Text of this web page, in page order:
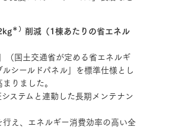
＊） 削減（1棟あたりの省エネル
（国土交通省が定める省エネルギ
シールドパネル」を標準仕様とし
りました。
ステムと連動した長期メンテナン
え、エネルギー消費効率の高い全